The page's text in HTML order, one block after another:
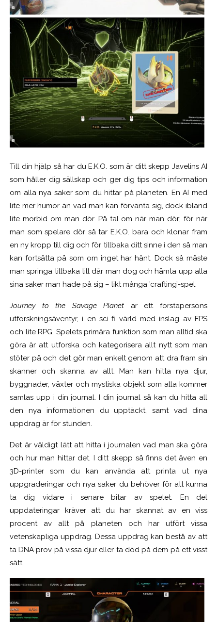
Till din hjälp så har du E.K.O. som är ditt skepp Javelins AI
som håller dig sällskap och ger dig tips och information
om alla nya saker som du hittar på planeten. En AI med
lite mer humor än vad man kan förvänta sig, dock ibland
lite morbid om man dör. På tal om när man dör; för när
man som spelare dör så tar E.K.O. bara och klonar fram
en ny kropp till dig och för tillbaka ditt sinne i den så man
kan fortsätta på som om inget har hänt. Dock så måste
man springa tillbaka till där man dog och hämta upp alla
sina saker man hade på sig – likt många ’crafting’-spel.
Journey to the Savage Planet är ett förstapersons
utforskningsäventyr, i en sci-fi värld med inslag av FPS
och lite RPG. Spelets primära funktion som man alltid ska
göra är att utforska och kategorisera allt nytt som man
stöter på och det gör man enkelt genom att dra fram sin
skanner och skanna av allt. Man kan hitta nya djur,
byggnader, växter och mystiska objekt som alla kommer
samlas upp i din journal. I din journal så kan du hitta all
den nya informationen du upptäckt, samt vad dina
uppdrag är för stunden.
Det är väldigt lätt att hitta i journalen vad man ska göra
och hur man hittar det. I ditt skepp så finns det även en
3D-printer som du kan använda att printa ut nya
uppgraderingar och nya saker du behöver för att kunna
ta dig vidare i senare bitar av spelet. En del
uppdateringar kräver att du har skannat av en viss
procent av allt på planeten och har utfört vissa
vetenskapliga uppdrag. Dessa uppdrag kan bestå av att
ta DNA prov på vissa djur eller ta död på dem på ett visst
sätt.